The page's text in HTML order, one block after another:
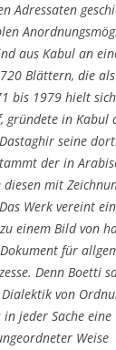
Adressaten
aus Kabul an
Blättern, die als
bis 1979 hielt
in Kabul
seine
der in
mit
Werk vereint ein
einem Bild von
für
Denn Boetti
von
jeder Sache
Weise